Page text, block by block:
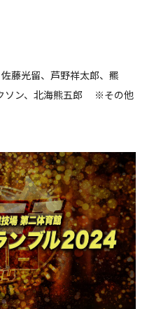
藤光留、芦野祥太郎、羆
ソン、北海熊五郎 ※その他